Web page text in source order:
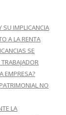
SU IMPLICANCIA
A LA RENTA
SE
EMPRESA?
NO
LA